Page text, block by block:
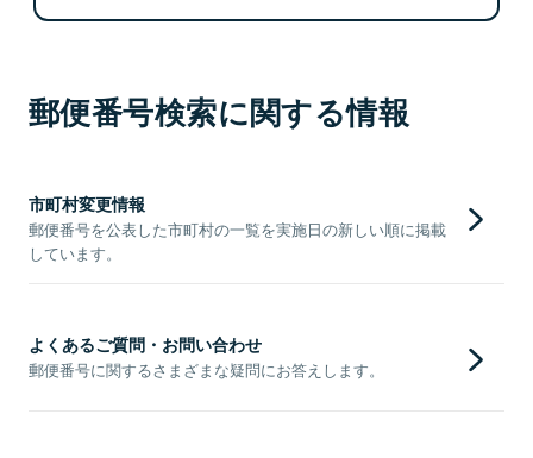
郵便番号検索に関する情報
市町村変更情報
郵便番号を公表した市町村の一覧を実施日の新しい順に掲載
しています。
よくあるご質問・お問い合わせ
郵便番号に関するさまざまな疑問にお答えします。